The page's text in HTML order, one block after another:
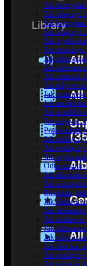
Jak
Jak włączyć
Jak
Jak włączyć
Jak
Jak
Jak
Jak
Jak zmienić
Jak
Jak
Jak
Jak
Jak używać
Przewodnik
Jak
Jak
Jak
Odtwarzanie
Jak
Jak
Eksportuj
Jak
Jak
Jak
Jak
Jak
Jak słuchać
Jak
Jak używać